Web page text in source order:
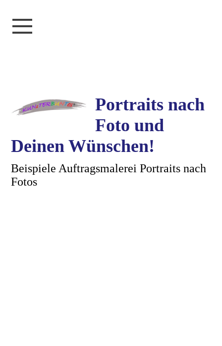
Portraits nach
Foto und
Deinen Wünschen!
Beispiele Auftragsmalerei Portraits nach
Fotos